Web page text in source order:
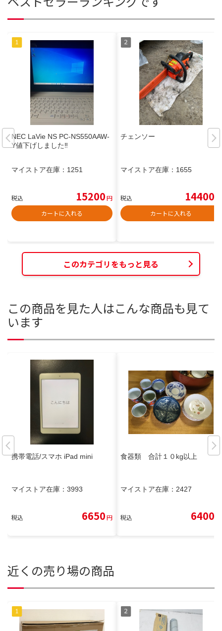
NEC LaVie NS PC-NS550AAW-
Y値下げしました‼️
マイストア在庫： 1251
税込 15200円
カートに入れる
チェンソー
マイストア在庫： 1655
税込 14400
カートに入れる
このカテゴリをもっと見る
この商品を見た人はこんな商品も見て
います
携帯電話/スマホ iPad mini
マイストア在庫： 3993
税込 6650円
食器類 合計１０kg以上
マイストア在庫： 2427
税込 6400
近くの売り場の商品